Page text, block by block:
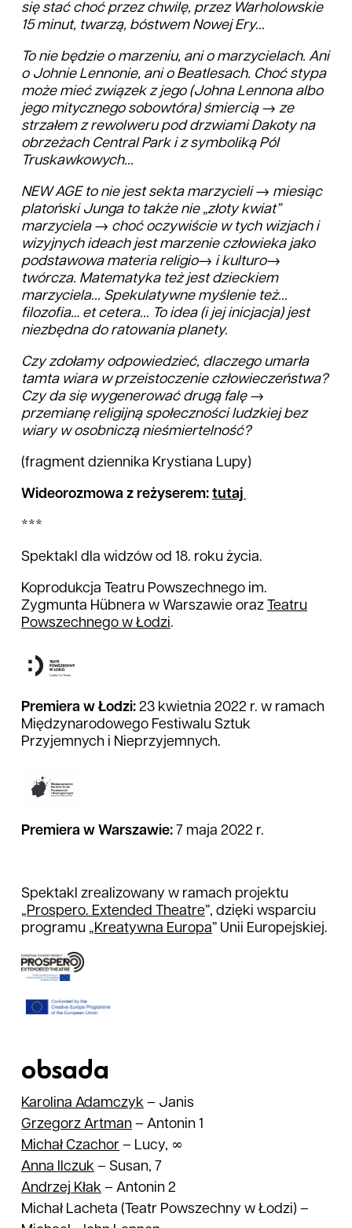
się stać choć przez chwilę, przez Warholowskie
15 minut, twarzą, bóstwem Nowej Ery...
To nie będzie o marzeniu, ani o marzycielach. Ani
o Johnie Lennonie, ani o Beatlesach. Choć stypa
może mieć związek z jego (Johna Lennona albo
jego mitycznego sobowtóra) śmiercią → ze
strzałem z rewolweru pod drzwiami Dakoty na
obrzeżach Central Park i z symboliką Pól
Truskawkowych...
NEW AGE to nie jest sekta marzycieli → miesiąc
platoński Junga to także nie „złoty kwiat”
marzyciela → choć oczywiście w tych wizjach i
wizyjnych ideach jest marzenie człowieka jako
podstawowa materia religio→ i kulturo→
twórcza. Matematyka też jest dzieckiem
marzyciela... Spekulatywne myślenie też...
filozofia… et cetera... To idea (i jej inicjacja) jest
niezbędna do ratowania planety.
Czy zdołamy odpowiedzieć, dlaczego umarła
tamta wiara w przeistoczenie człowieczeństwa?
Czy da się wygenerować drugą falę →
przemianę religijną społeczności ludzkiej bez
wiary w osobniczą nieśmiertelność?
(fragment dziennika Krystiana Lupy)
Wideorozmowa z reżyserem: tutaj
***
Spektakl dla widzów od 18. roku życia.
Koprodukcja Teatru Powszechnego im.
Zygmunta Hübnera w Warszawie oraz Teatru
Powszechnego w Łodzi.
Premiera w Łodzi: 23 kwietnia 2022 r. w ramach
Międzynarodowego Festiwalu Sztuk
Przyjemnych i Nieprzyjemnych.
Premiera w Warszawie: 7 maja 2022 r.
Spektakl zrealizowany w ramach projektu
„Prospero. Extended Theatre”, dzięki wsparciu
programu „Kreatywna Europa” Unii Europejskiej.
obsada
Karolina Adamczyk – Janis
Grzegorz Artman – Antonin 1
Michał Czachor – Lucy, ∞
Anna Ilczuk – Susan, 7
Andrzej Kłak – Antonin 2
Michał Lacheta (Teatr Powszechny w Łodzi) –